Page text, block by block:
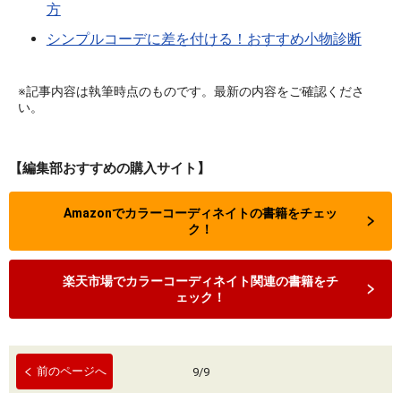
方
シンプルコーデに差を付ける！おすすめ小物診断
※記事内容は執筆時点のものです。最新の内容をご確認くださ
い。
【編集部おすすめの購入サイト】
Amazonでカラーコーディネイトの書籍をチェッ
ク！
楽天市場でカラーコーディネイト関連の書籍をチ
ェック！
前のページへ 9/9